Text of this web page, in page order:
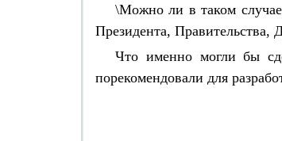
\Можно ли в таком
Президента, Правительства,
Что именно могли бы
порекомендовали для